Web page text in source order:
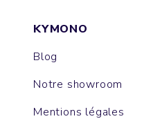
KYMONO
Blog
Notre showroom
Mentions légales